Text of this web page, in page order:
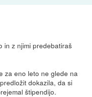
in z njimi predebatiraš
za eno leto ne glede na
dokazila, da si
štipendijo.